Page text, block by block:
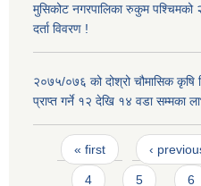
मुसिकोट नगरपालिका रुकुम पश्चिमको
दर्ता विवरण !
२०७५/०७६ को दोश्रो चौमासिक कृषि
प्राप्त गर्ने १२ देखि १४ वडा सम्मका
Pages
« first ‹
4 5 6